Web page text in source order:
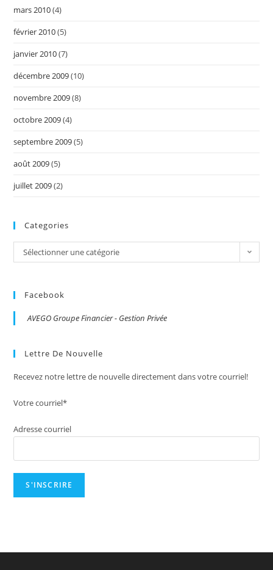
mars 2010(4)
février 2010(5)
janvier 2010(7)
décembre 2009(10)
novembre 2009(8)
octobre 2009(4)
septembre 2009(5)
août 2009(5)
juillet 2009(2)
Categories
Categories
Sélectionner une catégorie
Facebook
AVEGO Groupe Financier - Gestion Privée
Lettre De Nouvelle
Recevez notre lettre de nouvelle directement dans votre courriel!
Votre courriel*
Adresse courriel